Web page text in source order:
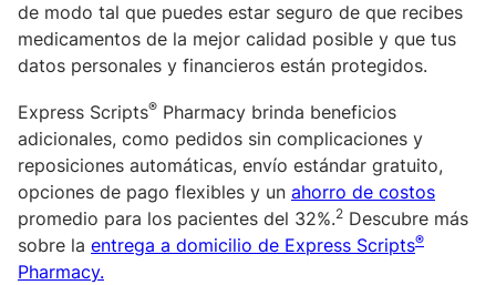
de modo tal que puedes estar seguro de que recibes
medicamentos de la mejor calidad posible y que tus
datos personales y financieros están protegidos.
Express Scripts® Pharmacy brinda beneficios
adicionales, como pedidos sin complicaciones y
reposiciones automáticas, envío estándar gratuito,
opciones de pago flexibles y un ahorro de costos
promedio para los pacientes del 32%.2 Descubre más
sobre la entrega a domicilio de Express Scripts®
Pharmacy.